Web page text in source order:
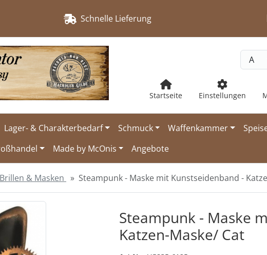
Schnelle Lieferung
Startseite Einstellungen
Lager- & Charakterbedarf Schmuck Waffenkammer
Made by McOnis Angebote
Brillen & Masken Steampunk - Maske mit Kunstseidenband -
Steampunk - Maske
Katzen-Maske/ Cat
" und "Vor-Button" nutzen, um zwischen den Bildern zu